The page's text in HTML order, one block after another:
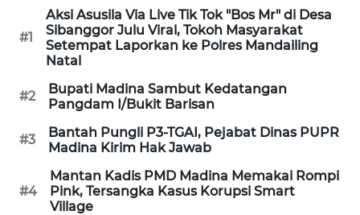
#1
Aksi Asusila Via Live Tik Tok "Bos Mr" di Desa
Sibanggor Julu Viral, Tokoh Masyarakat
Setempat Laporkan ke Polres Mandailing
Natal
#2
Bupati Madina Sambut Kedatangan
Pangdam I/Bukit Barisan
#3
Bantah Pungli P3-TGAI, Pejabat Dinas PUPR
Madina Kirim Hak Jawab
#4
Mantan Kadis PMD Madina Memakai Rompi
Pink, Tersangka Kasus Korupsi Smart
Village
FISUELRI
ID
ENERGI
NEWS
CILEUNGSI
NEWS
BERKAT
NEWS